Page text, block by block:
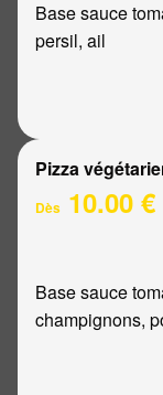
Base sauce
persil, ail
Pizza
Dès 10.00 €
Base sauce
champignons,